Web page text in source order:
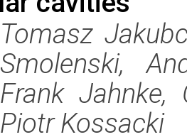
Tomasz
Smolenski,
Frank Jahnke,
Piotr Kossacki